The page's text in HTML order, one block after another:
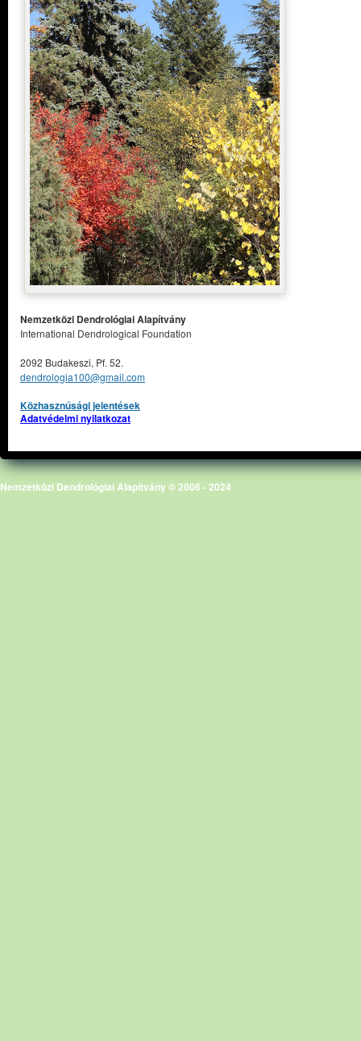
Nemzetközi Dendrológiai Alapítvány
International Dendrological Foundation
2092 Budakeszi, Pf. 52.
dendrologia100@gmail.com
Közhasznúsági jelentések
Adatvédelmi nyilatkozat
Nemzetközi Dendrológiai Alapítvány © 2006 - 2024